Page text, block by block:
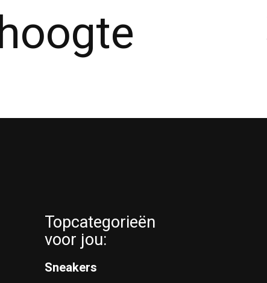
Topcategorieën
voor jou:
Sneakers